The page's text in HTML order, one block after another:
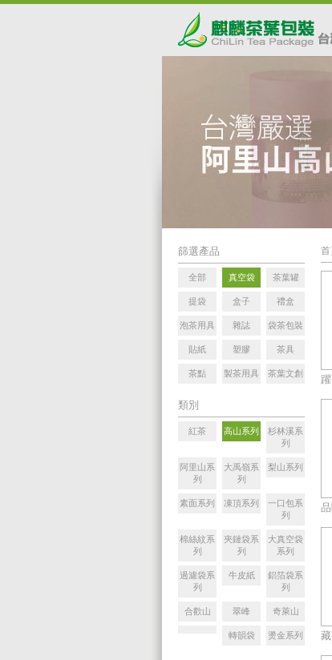
篩選產品
全部 真空袋 茶葉罐
提袋 盒子 禮盒
泡茶用具 雜誌 袋茶包裝
貼紙 塑膠 茶具
茶點 製茶用具 茶葉文創
類別
紅茶 高山系列
杉林溪系
列
阿里山系
列
大禹嶺系
列
梨山系列
素面系列 凍頂系列
一口包系
列
棉絲紋系
列
夾鏈袋系
列
大真空袋
系列
過濾袋系
列
牛皮紙
鋁箔袋系
列
合歡山 翠峰 奇萊山
轉韻袋 燙金系列